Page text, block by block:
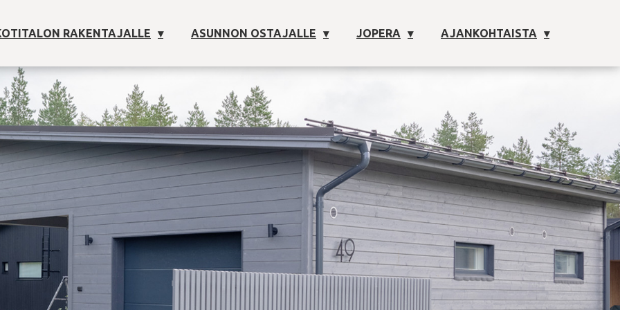
RAKENTAJALLE ASUNNON OSTAJALLE JOPERA AJANKOHTAISTA